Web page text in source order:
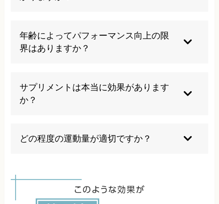
も逆効果になります。無理な運動や極端な食事制
り2-3週間で体調の変化を実感し、2-3ヶ月で明確
なパフォーマンス向上を感じる方が多いです。継
続的な施術により、より安定した改善が期待でき
年齢によってパフォーマンス向上の限
界はありますか？
可能です。むしろ年齢を重ねるほど、効率的な身
体の使い方や回復方法を身につけることが重要に
なります。当院では幅広い年齢層の方が改善を実
サプリメントは本当に効果があります
か？
身体の状態を正常化した上で、必要に応じて適切
な栄養補給を行うことで効果が期待できます。ま
どの程度の運動量が適切ですか？
は異なります。専門家による身体評価を受け、個
人に合わせたプログラムを組むことが重要です。
無理のない範囲から始めて、徐々に強度を上げて